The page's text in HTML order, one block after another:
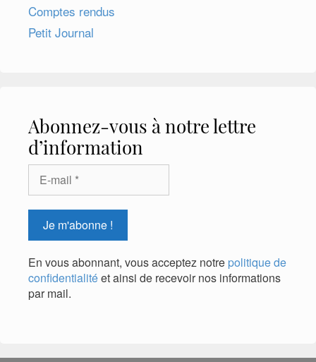
Comptes rendus
Petit Journal
Abonnez-vous à notre lettre
d’information
En vous abonnant, vous acceptez notre politique de
confidentialitéet ainsi de recevoir nos informations
par mail.